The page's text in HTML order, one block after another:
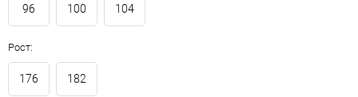
96 100 104
Рост:
176 182